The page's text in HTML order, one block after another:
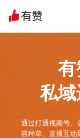
私
通过打通视频号、
容种草、直播互动